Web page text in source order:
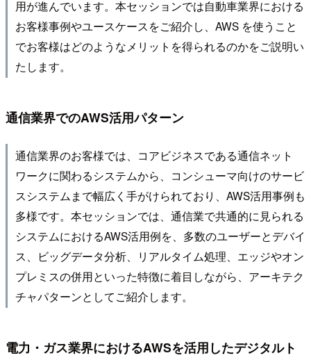
用が進んでいます。本セッションでは自動車業界における
お客様事例やユースケースをご紹介し、AWS を使うこと
でお客様はどのようなメリットを得られるのかをご説明い
たします。
通信業界でのAWS活用パターン
通信業界のお客様では、コアビジネスである通信ネット
ワークに関わるシステムから、コンシューマ向けのサービ
スシステムまで幅広く手がけられており、AWS活用事例も
多様です。本セッションでは、通信業で共通的に見られる
システムにおけるAWS活用例を、多数のユーザーとデバイ
ス、ビッグデータ分析、リアルタイム処理、エッジやオン
プレミスの併用といった特徴に着目しながら、アーキテク
チャパターンとしてご紹介します。
電力・ガス業界におけるAWSを活用したデジタルト